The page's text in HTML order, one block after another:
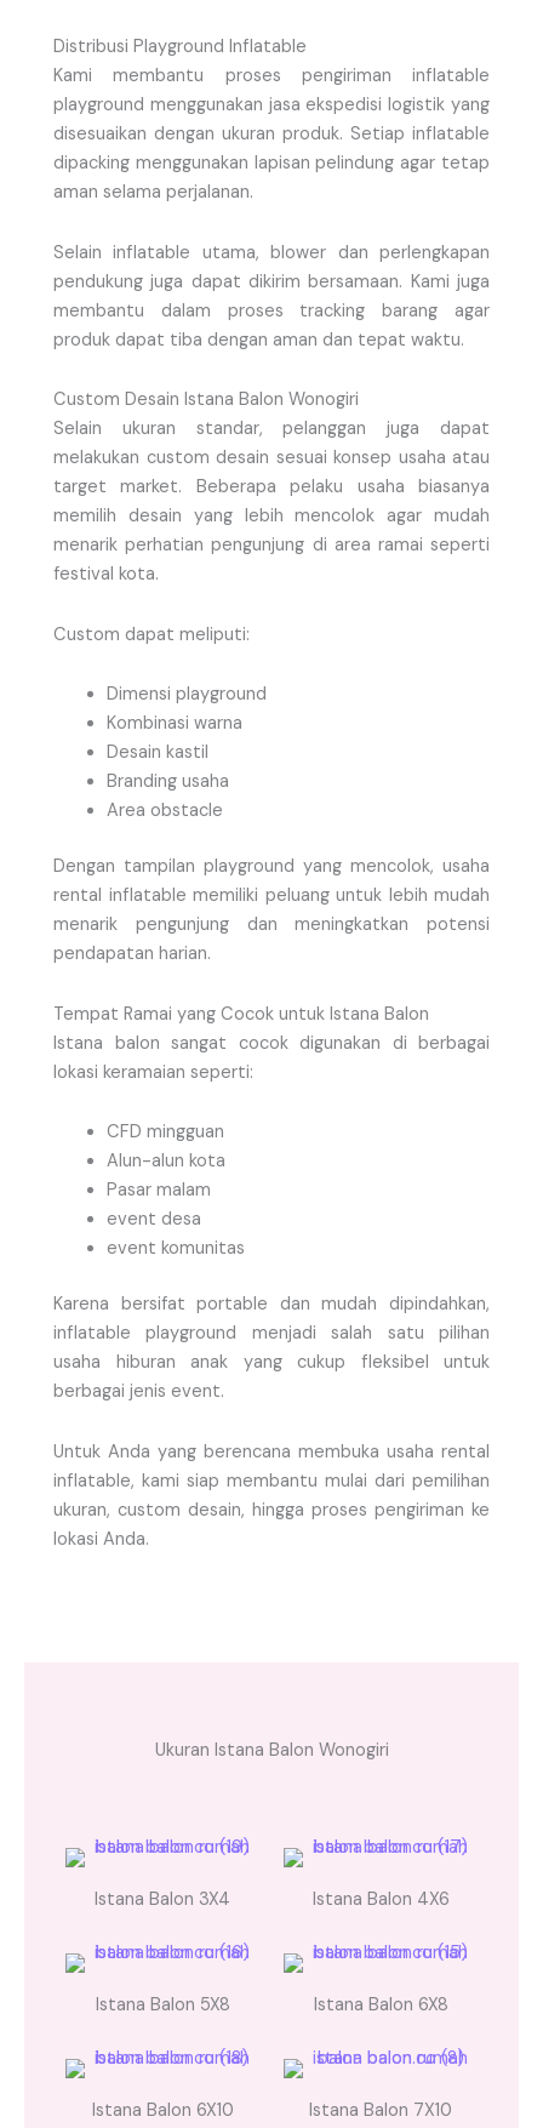
Distribusi Playground Inflatable
Kami membantu proses pengiriman inflatable
playground menggunakan jasa ekspedisi logistik yang
disesuaikan dengan ukuran produk. Setiap inflatable
dipacking menggunakan lapisan pelindung agar tetap
aman selama perjalanan.
Selain inflatable utama, blower dan perlengkapan
pendukung juga dapat dikirim bersamaan. Kami juga
membantu dalam proses tracking barang agar
produk dapat tiba dengan aman dan tepat waktu.
Custom Desain Istana Balon Wonogiri
Selain ukuran standar, pelanggan juga dapat
melakukan custom desain sesuai konsep usaha atau
target market. Beberapa pelaku usaha biasanya
memilih desain yang lebih mencolok agar mudah
menarik perhatian pengunjung di area ramai seperti
festival kota.
Custom dapat meliputi:
Dimensi playground
Kombinasi warna
Desain kastil
Branding usaha
Area obstacle
Dengan tampilan playground yang mencolok, usaha
rental inflatable memiliki peluang untuk lebih mudah
menarik pengunjung dan meningkatkan potensi
pendapatan harian.
Tempat Ramai yang Cocok untuk Istana Balon
Istana balon sangat cocok digunakan di berbagai
lokasi keramaian seperti:
CFD mingguan
Alun-alun kota
Pasar malam
event desa
event komunitas
Karena bersifat portable dan mudah dipindahkan,
inflatable playground menjadi salah satu pilihan
usaha hiburan anak yang cukup fleksibel untuk
berbagai jenis event.
Untuk Anda yang berencana membuka usaha rental
inflatable, kami siap membantu mulai dari pemilihan
ukuran, custom desain, hingga proses pengiriman ke
lokasi Anda.
Ukuran Istana Balon Wonogiri
Istana Balon 3X4 Istana Balon 4X6
Istana Balon 5X8 Istana Balon 6X8
Istana Balon 6X10 Istana Balon 7X10